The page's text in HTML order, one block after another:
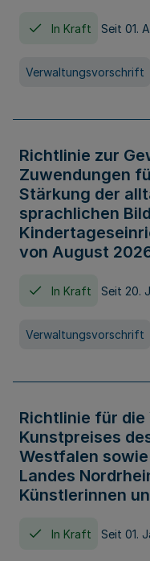
In Kraft Seit 01.
Verwaltungsvorschrift
Richtlinie zur
Zuwendungen
Stärkung der
sprachlichen
von August
In Kraft Seit 20.
Verwaltungsvorschrift
Richtlinie für die
Kunstpreises
Westfalen
Landes
Künstlerinnen
In Kraft Seit 01.